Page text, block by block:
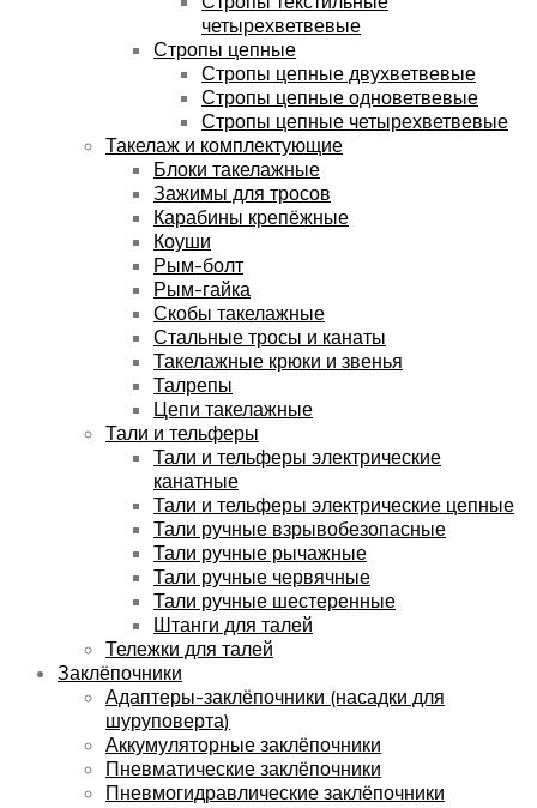
четырехветвевые
Стропы цепные
Стропы цепные двухветвевые
Стропы цепные одноветвевые
Стропы цепные четырехветвевые
Такелаж и комплектующие
Блоки такелажные
Зажимы для тросов
Карабины крепёжные
Коуши
Рым-болт
Рым-гайка
Скобы такелажные
Стальные тросы и канаты
Такелажные крюки и звенья
Талрепы
Цепи такелажные
Тали и тельферы
Тали и тельферы электрические
канатные
Тали и тельферы электрические цепные
Тали ручные взрывобезопасные
Тали ручные рычажные
Тали ручные червячные
Тали ручные шестеренные
Штанги для талей
Тележки для талей
Заклёпочники
Адаптеры-заклёпочники (насадки для
шуруповерта)
Аккумуляторные заклёпочники
Пневматические заклёпочники
Пневмогидравлические заклёпочники